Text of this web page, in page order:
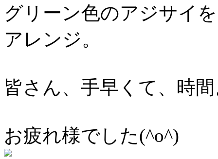
グリーン色のアジサイ
アレンジ。
皆さん、手早くて、時
お疲れ様でした(^o^)